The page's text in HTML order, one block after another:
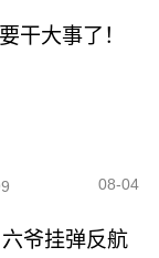
干大事了！
08-04
六爷挂弹反航